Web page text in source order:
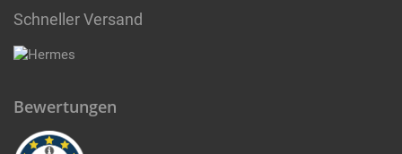
Schneller Versand
Bewertungen